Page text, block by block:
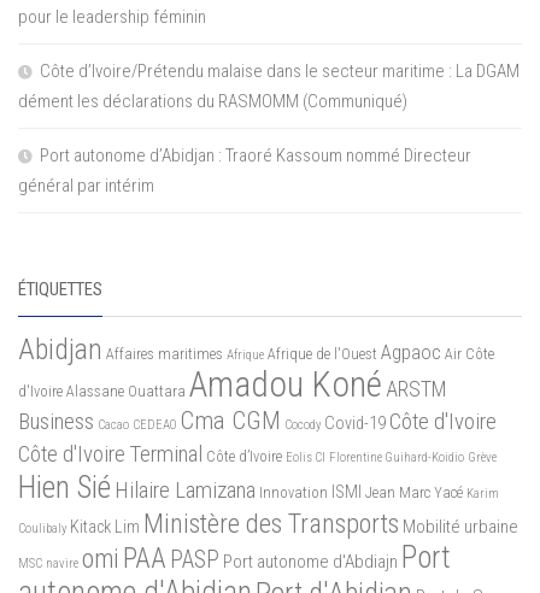
pour le leadership féminin
Côte d’Ivoire/Prétendu malaise dans le secteur maritime : La DGAM
dément les déclarations du RASMOMM (Communiqué)
Port autonome d’Abidjan : Traoré Kassoum nommé Directeur
général par intérim
ÉTIQUETTES
Abidjan Affaires maritimes Afrique Afrique de l'Ouest Agpaoc Air Côte
d'Ivoire Alassane Ouattara Amadou Koné ARSTM
Business Cacao CEDEAO Cma CGM Cocody Covid-19 Côte d'Ivoire
Côte d'Ivoire Terminal Côte d’Ivoire Eolis CI Florentine Guihard-Koidio Grève
Hien Sié Hilaire Lamizana Innovation ISMI Jean Marc Yacé Karim
Coulibaly Kitack Lim Ministère des Transports Mobilité urbaine
MSC navire omi PAA PASP Port autonome d'Abdiajn Port